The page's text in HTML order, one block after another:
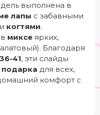
выполнена в
лапы с забавными
когтями.
миксе ярких,
Благодаря
36-41, эти слайды
для всех,
комфорт с